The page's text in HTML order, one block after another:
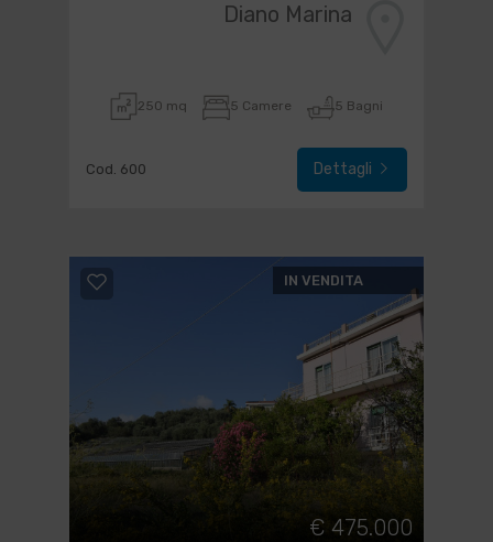
Diano Marina
250 mq 5 Camere 5 Bagni
Cod. 600 Dettagli
IN VENDITA
€ 475.000